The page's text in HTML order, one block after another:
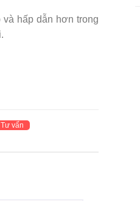
hấp dẫn hơn trong
Tư vấn